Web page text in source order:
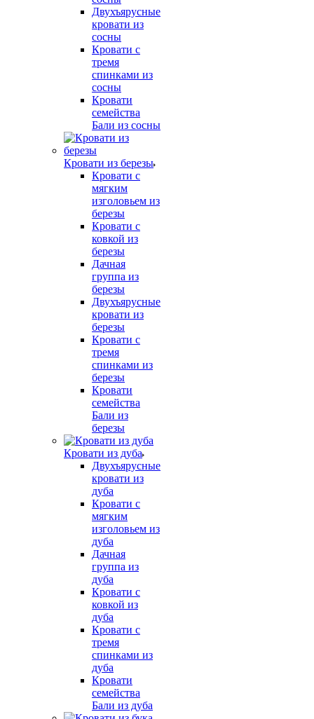
Двухъярусные
кровати из
сосны
Кровати с
тремя
спинками из
сосны
Кровати
семейства
Бали из сосны
Кровати из березы
Кровати с
мягким
изголовьем из
березы
Кровати с
ковкой из
березы
Дачная
группа из
березы
Двухъярусные
кровати из
березы
Кровати с
тремя
спинками из
березы
Кровати
семейства
Бали из
березы
Кровати из дуба
Двухъярусные
кровати из
дуба
Кровати с
мягким
изголовьем из
дуба
Дачная
группа из
дуба
Кровати с
ковкой из
дуба
Кровати с
тремя
спинками из
дуба
Кровати
семейства
Бали из дуба